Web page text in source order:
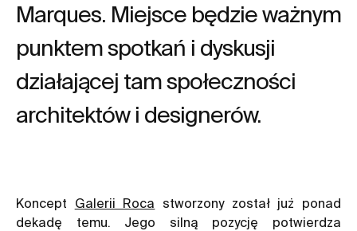
Marques. Miejsce będzie ważnym
punktem spotkań i dyskusji
działającej tam społeczności
architektów i designerów.
Koncept Galerii Roca stworzony został już ponad
dekadę temu. Jego silną pozycję potwierdza